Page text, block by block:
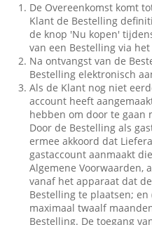
De Overeenkomst komt
Klant de Bestelling
de knop 'Nu kopen'
van een Bestelling via
Na ontvangst van de
Bestelling elektronisch
Als de Klant nog niet
account heeft
hebben om door te gaan
Door de Bestelling als
ermee akkoord dat
gastaccount aanmaakt
Algemene Voorwaarden,
vanaf het apparaat dat
Bestelling te plaatsen;
maximaal twaalf
Bestelling. De toegang